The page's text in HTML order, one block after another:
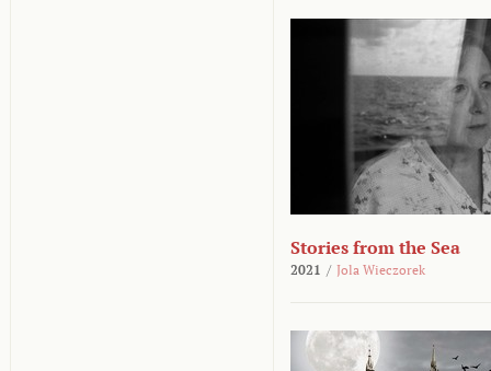
Stories from the Sea
2021 / Jola Wieczorek